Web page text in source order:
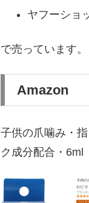
ヤフーショ
で売っています。
Amazon
子供の爪噛み・
ク成分配合・6ml